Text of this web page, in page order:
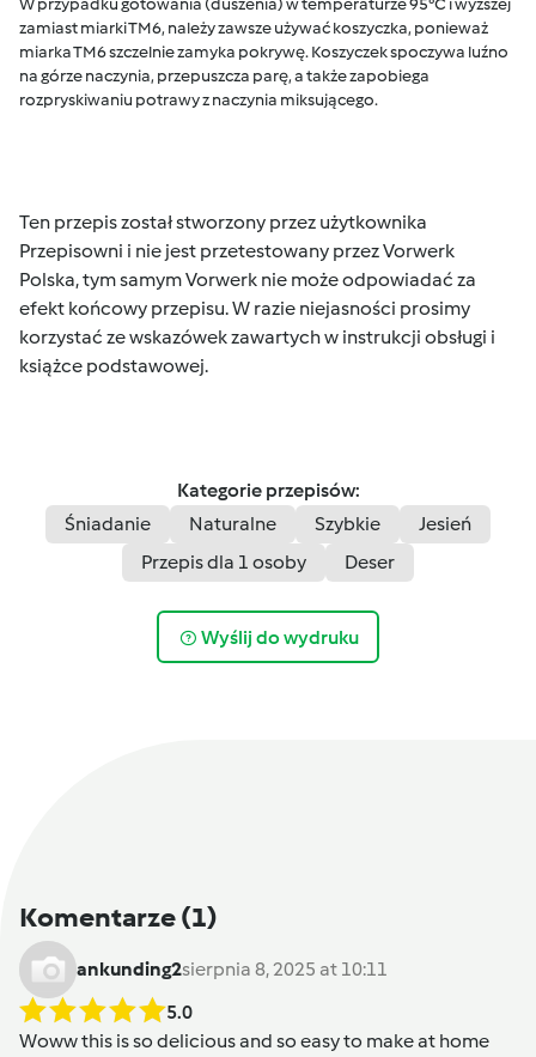
W przypadku gotowania (duszenia) w temperaturze 95°C i wyższej
zamiast miarki TM6, należy zawsze używać koszyczka, ponieważ
miarka TM6 szczelnie zamyka pokrywę. Koszyczek spoczywa luźno
na górze naczynia, przepuszcza parę, a także zapobiega
rozpryskiwaniu potrawy z naczynia miksującego.
Ten przepis został stworzony przez użytkownika
Przepisowni i nie jest przetestowany przez Vorwerk
Polska, tym samym Vorwerk nie może odpowiadać za
efekt końcowy przepisu. W razie niejasności prosimy
korzystać ze wskazówek zawartych w instrukcji obsługi i
książce podstawowej.
Kategorie przepisów:
Śniadanie
Naturalne Szybkie
Jesień
Przepis dla 1 osoby
Deser
Wyślij do wydruku
Komentarze(1)
ankunding2sierpnia 8, 2025 at 10:11
5.0
Woww this is so delicious and so easy to make at home